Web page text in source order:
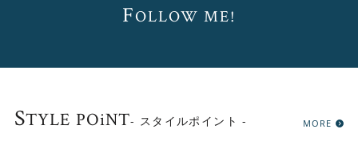
FOLLOW ME!
STYLE POiNT- スタイルポイント - MORE